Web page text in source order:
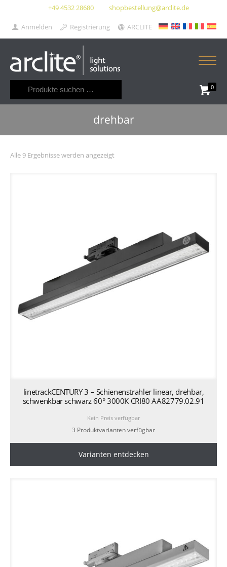
+49 4532 28680 shopbestellung@arclite.de
Anmelden Registrierung ARCLITE
0
drehbar
Alle 9 Ergebnisse werden angezeigt
linetrackCENTURY 3 – Schienenstrahler linear, drehbar,
schwenkbar schwarz 60° 3000K CRI80 AA82779.02.91
Kein Preis verfügbar
3 Produktvarianten verfügbar
Varianten entdecken